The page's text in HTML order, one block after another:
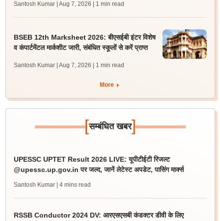
Santosh Kumar | Aug 7, 2026 | 1 min read
BSEB 12th Marksheet 2026: बीएसईबी इंटर विशेष
व कंपार्टमेंटल मार्कशीट जारी, संबंधित स्कूलों से करें प्राप्त
Santosh Kumar | Aug 7, 2026 | 1 min read
More
[सम्बंधित खबर]
UPESSC UPTET Result 2026 LIVE: यूपीटीईटी रिजल्ट
@upessc.up.gov.in पर जल्द, जानें लेटेस्ट अपडेट, पासिंग मार्क्स
Santosh Kumar | 4 mins read
RSSB Conductor 2024 DV: आरएसएसबी कंडक्टर डीवी के लिए